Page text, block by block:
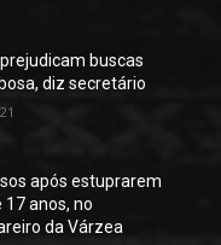
buscas
diz secretário
após estuprarem
anos, no
da Várzea